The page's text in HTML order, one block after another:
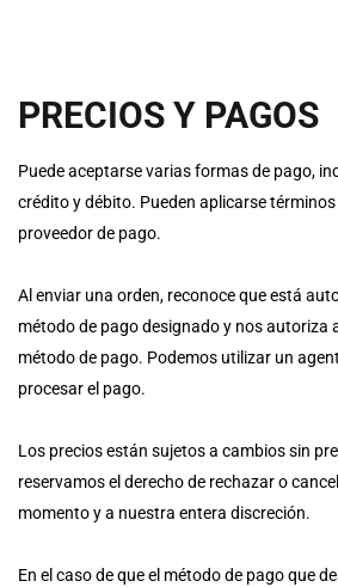
PRECIOS Y PAGOS
Puede aceptarse varias formas de pago,
crédito y débito. Pueden aplicarse
proveedor de pago.
Al enviar una orden, reconoce que está
método de pago designado y nos autoriza
método de pago. Podemos utilizar un
procesar el pago.
Los precios están sujetos a cambios sin
reservamos el derecho de rechazar o
momento y a nuestra entera discreción.
En el caso de que el método de pago que